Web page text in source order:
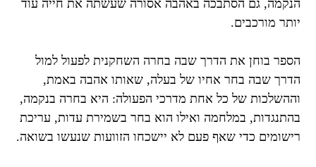
הנקמה, גם הסתבכה באהבה אסורה שעשתה את חייה עוד
יותר מורכבים.
הספר בוחן את הדרך שבה בחרה השחקנית לפעול למול
הדרך שבה בחר אחיו של בעלה, שאותו אהבה באמת,
וההשלכות של כל אחת מדרכי הפעולה: היא בחרה בנקמה,
בהתנגדות, במלחמה ואילו הוא בחר בשמירת עדות, עריכת
רישומים כדי שאף פעם לא יישכחו הזוועות שנעשו בשואה.